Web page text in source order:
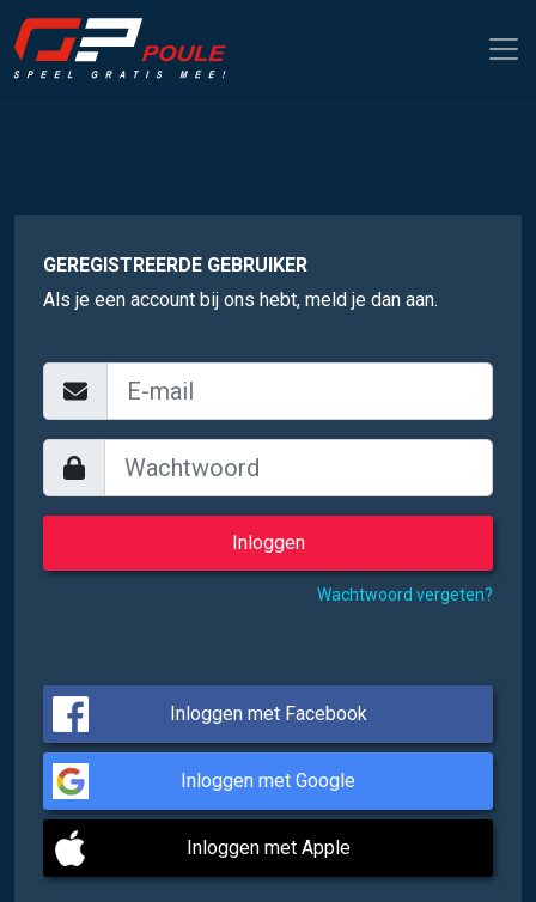
GEREGISTREERDE GEBRUIKER
Als je een account bij ons hebt, meld je dan aan.
Wachtwoord vergeten?
Inloggen met Facebook
Inloggen met Google
Inloggen met Apple